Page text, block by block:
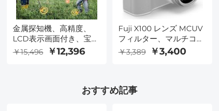
金属探知機、高精度、
LCD表示画面付き、宝の
検出に適し、7.5インチ
防水探知盤
￥15,496 ￥12,396
Fuji X100 レンズ MCUV
フィルター、マルチコー
ト HD 光学ガラス、傷に
強い、Fuji X100、
Nano-Xcel シリーズと
￥3,389 ￥3,400
おすすめ記事